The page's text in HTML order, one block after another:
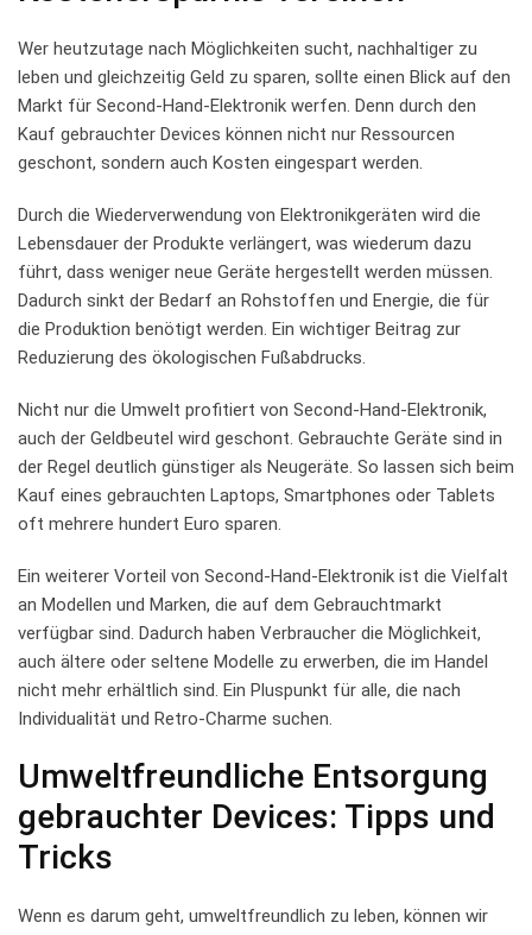
Wer heutzutage nach​ Möglichkeiten⁢ sucht, nachhaltiger zu
leben und gleichzeitig Geld zu sparen, sollte einen Blick auf den
Markt für Second-Hand-Elektronik werfen. Denn durch den
Kauf gebrauchter Devices können nicht nur Ressourcen
geschont, sondern auch Kosten ​eingespart werden.
Durch die Wiederverwendung von Elektronikgeräten wird die
Lebensdauer der Produkte verlängert, was wiederum dazu
führt, dass weniger neue‍ Geräte hergestellt werden müssen.
Dadurch sinkt der Bedarf an​ Rohstoffen⁢ und Energie, die für
die Produktion‍ benötigt werden. Ein wichtiger Beitrag zur
Reduzierung des ökologischen Fußabdrucks.
Nicht nur die Umwelt profitiert von Second-Hand-Elektronik,
auch der Geldbeutel wird geschont. Gebrauchte Geräte sind in
der Regel deutlich‌ günstiger als Neugeräte. ‍So lassen sich ⁢beim
Kauf eines gebrauchten‌ Laptops, Smartphones oder Tablets
oft mehrere hundert Euro sparen.
Ein weiterer Vorteil von Second-Hand-Elektronik ist die Vielfalt
an Modellen und Marken, die auf dem Gebrauchtmarkt⁤
verfügbar ‌sind. ⁢Dadurch haben Verbraucher die Möglichkeit,
auch ältere oder seltene Modelle zu erwerben, die im Handel
nicht ‍mehr erhältlich ⁢sind. Ein Pluspunkt für ‍alle, die nach
Individualität ‍und Retro-Charme suchen.
Umweltfreundliche Entsorgung
gebrauchter Devices: Tipps und
Tricks
Wenn ‍es darum geht, ‌umweltfreundlich zu leben, können wir